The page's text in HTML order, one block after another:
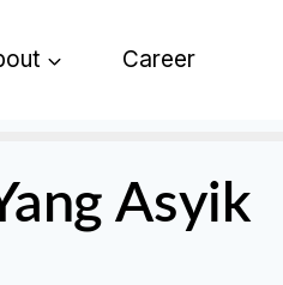
Career
Asyik